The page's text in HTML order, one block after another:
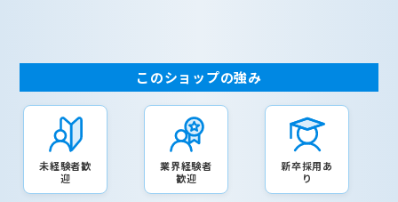
このショップの強み
未経験者歓
迎
業界経験者
歓迎
新卒採用あ
り